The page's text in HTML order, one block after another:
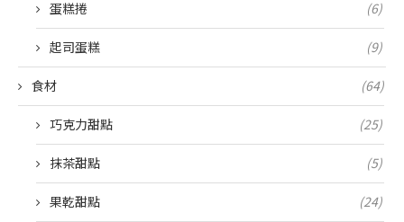
蛋糕捲 (6)
起司蛋糕 (9)
食材 (64)
巧克力甜點 (25)
抹茶甜點 (5)
果乾甜點 (24)